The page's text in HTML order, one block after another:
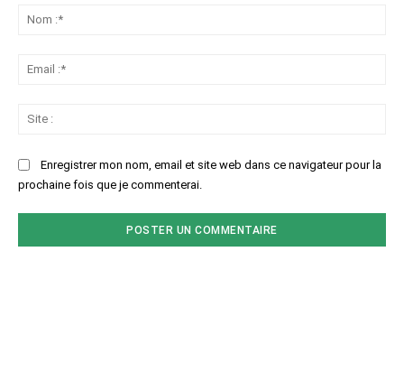
Enregistrer mon nom, email et site web dans ce navigateur pour la
prochaine fois que je commenterai.